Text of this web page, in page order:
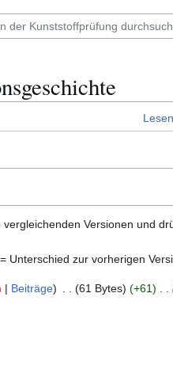
Lesen
Versionen und
= Unterschied zur vorherigen
Beiträge 61 Bytes +61